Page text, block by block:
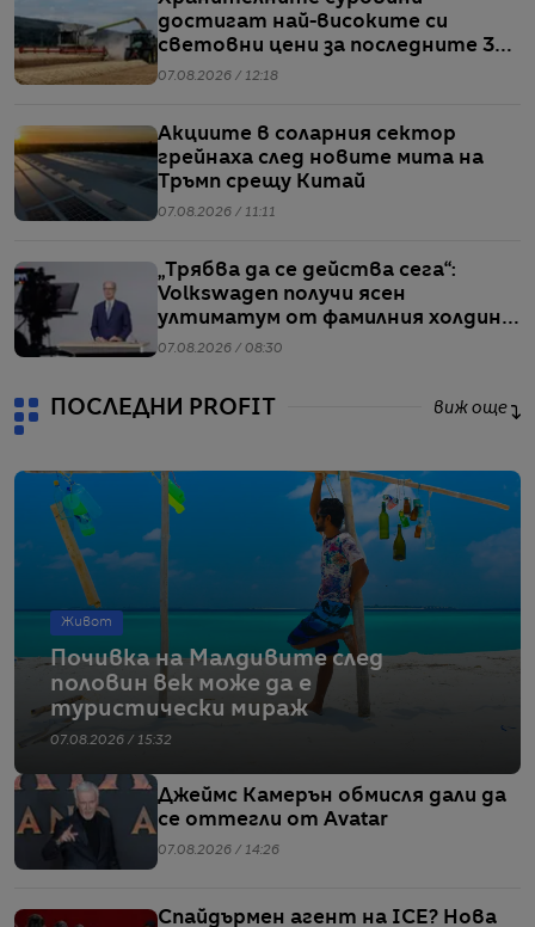
достигат най-високите си
световни цени за последните 3
години
07.08.2026 / 12:18
Акциите в соларния сектор
грейнаха след новите мита на
Тръмп срещу Китай
07.08.2026 / 11:11
„Трябва да се действа сега“:
Volkswagen получи ясен
ултиматум от фамилния холдинг
начело на групата
07.08.2026 / 08:30
ПОСЛЕДНИ PROFIT виж още
Живот
Почивка на Малдивите след
половин век може да е
туристически мираж
07.08.2026 / 15:32
Джеймс Камерън обмисля дали да
се оттегли от Avatar
07.08.2026 / 14:26
Спайдърмен агент на ICE? Нова